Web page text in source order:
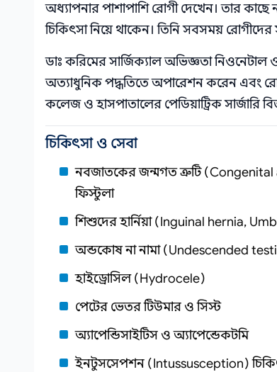
অধ্যাপনার পাশাপাশি রোগী দেখেন। তার
চিকিৎসা নিয়ে থাকেন। তিনি সবসময় রোগীদের
ডাঃ করিমের সার্জিক্যাল অভিজ্ঞতা নিওনেটাল ও
অত্যাধুনিক পদ্ধতিতে অপারেশন করেন এবং
কলেজ ও হাসপাতালের পেডিয়াট্রিক সার্জারি
চিকিৎসা ও সেবা
নবজাতকের জন্মগত ত্রুটি (Congenital
ফিস্টুলা
শিশুদের হার্নিয়া (Inguinal hernia,
অন্ডকোষ না নামা (Undescended
হাইড্রোসিল (Hydrocele)
পেটের ভেতর টিউমার ও সিস্ট
অ্যাপেন্ডিসাইটিস ও অ্যাপেন্ডেকটমি
ইনটুসসেপশন (Intussusception)